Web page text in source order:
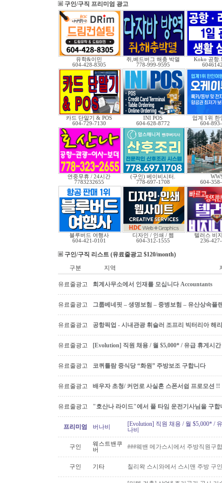
구인/구직 프리미엄 광고
유학&이민
604-428-8305
쥐,베드버그 해충 박멸
778-999-9595
Koko 공항
카드 단말기 & POS
604-729-7130
INI POS
604-628-8772
업계 1위 한
604-
연중무휴 / 24시간
7783232655
(구인) 베이비시터.
778-697-1708
604-
블루버드 여행사
604-421-0101
디자인 / 인쇄 / 웹
604-312-1555
텔러스 비
236-
구인/구직 리스트 (유료줄광고 $120/month)
구분
지역
유료줄광고 회계사무소에서 인재를 모십니다 Accountants
유료줄광고 그룹베네핏 – 생명보험 – 중병보험 – 유산상속플
유료줄광고 공항픽업 - 시내관광 휘슬러 조프리 빅터리아 해
유료줄광고 [Evolution] 직원 채용 / 월 $5,000* / 유급 휴게시
유료줄광고 코퀴틀람 중식당 “화원” 주방보조 구합니다
유료줄광고 배우자 초청/ 커먼로 사실혼 스폰서쉽 프로모션 !!
유료줄광고 "호산나 라이드"에서 풀 타임 운전기사님을 구합
프리미엄 버나비
[Evolution] 직원 채용 / 월 $5,000* /
나비
구인
웨스트밴쿠
버
###웨밴 메가스시에서 주방직원구
구인 기타 칠리왁 스시와에서 스시맨 주방 구